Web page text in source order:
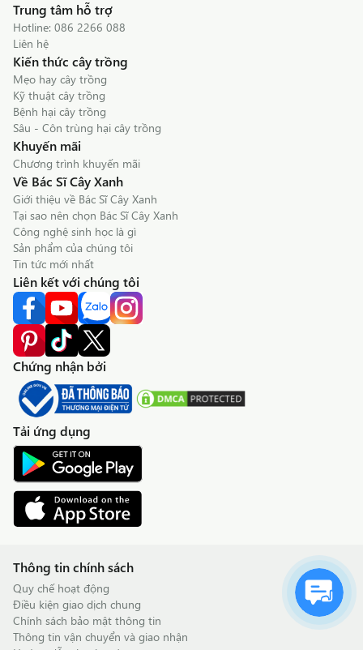
Trung tâm hỗ trợ
Hotline: 086 2266 088
Liên hệ
Kiến thức cây trồng
Mẹo hay cây trồng
Kỹ thuật cây trồng
Bệnh hại cây trồng
Sâu - Côn trùng hại cây trồng
Khuyến mãi
Chương trình khuyến mãi
Về Bác Sĩ Cây Xanh
Giới thiệu về Bác Sĩ Cây Xanh
Tại sao nên chọn Bác Sĩ Cây Xanh
Công nghệ sinh học là gì
Sản phẩm của chúng tôi
Tin tức mới nhất
Liên kết với chúng tôi
Chứng nhận bởi
Tải ứng dụng
Thông tin chính sách
Quy chế hoạt động
Điều kiện giao dịch chung
Chính sách bảo mật thông tin
Thông tin vận chuyển và giao nhận